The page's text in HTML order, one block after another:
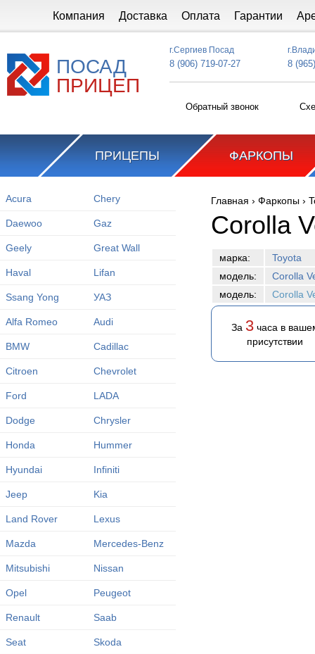
Компания Доставка Оплата Гарантии
ПОСАД
ПРИЦЕП
г.Сергиев Посад
8 (906) 719-07-27 8
Обратный звонок
ПРИЦЕПЫ ФАРКОПЫ
Acura Chery
Daewoo Gaz
Geely Great Wall
Haval Lifan
Ssang Yong УАЗ
Alfa Romeo Audi
BMW Cadillac
Citroen Chevrolet
Ford LADA
Dodge Chrysler
Honda Hummer
Hyundai Infiniti
Jeep Kia
Land Rover Lexus
Mazda Mercedes-Benz
Mitsubishi Nissan
Opel Peugeot
Renault Saab
Seat Skoda
Вы здесь
Главная › Фаркопы ›
Corolla
марка:
Toyota
модель:
Corolla
модель:
Corolla
За 3часа в
присутствии